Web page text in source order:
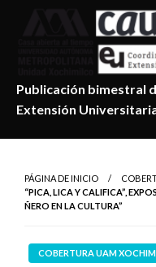
Publicación bimestral
Extensión
PÁGINA DE INICIO
“PICA, LICA Y CALIFICA”,
ÑERO EN LA CULTURA”
COBERTURA UAM